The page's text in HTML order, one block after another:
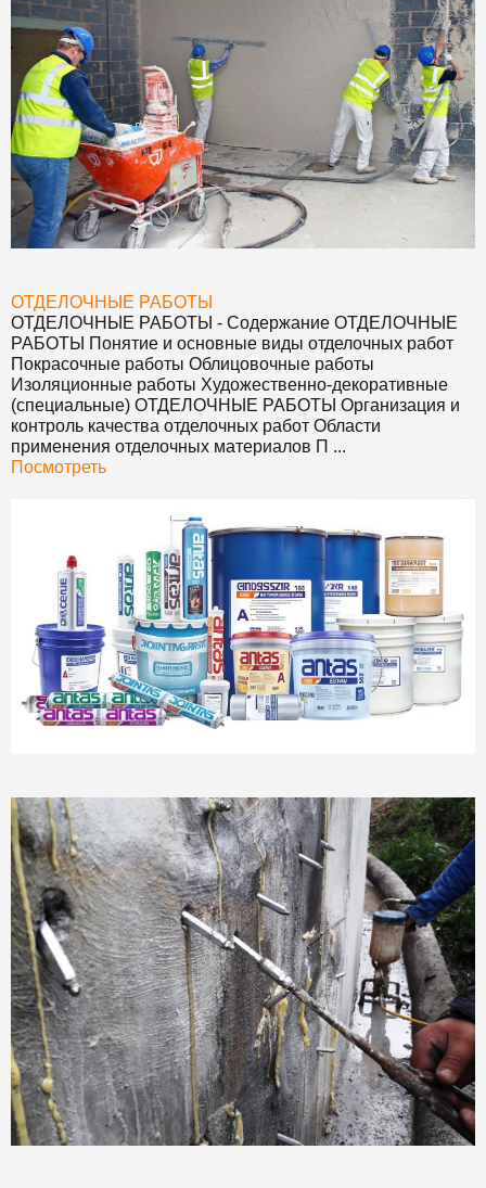
ОТДЕЛОЧНЫЕ РАБОТЫ
ОТДЕЛОЧНЫЕ РАБОТЫ - Содержание ОТДЕЛОЧНЫЕ
РАБОТЫ Понятие и основные виды отделочных работ
Покрасочные работы Облицовочные работы
Изоляционные работы Художественно-декоративные
(специальные) ОТДЕЛОЧНЫЕ РАБОТЫ Организация и
контроль качества отделочных работ Области
применения отделочных материалов П ...
Посмотреть